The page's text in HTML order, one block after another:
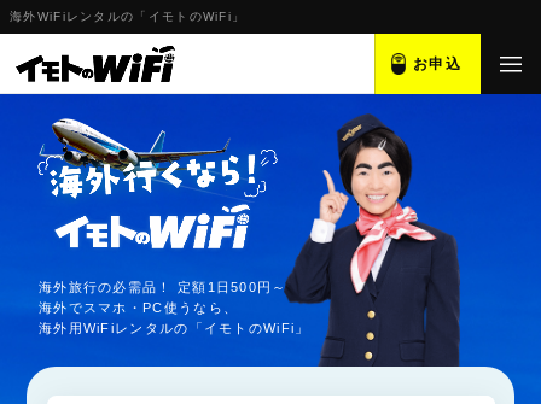
海外WiFiレンタルの「イモトのWiFi」
お申込
海外旅行の必需品！ 定額1日500円～
海外でスマホ・PC使うなら、
海外用WiFiレンタルの「イモトのWiFi」